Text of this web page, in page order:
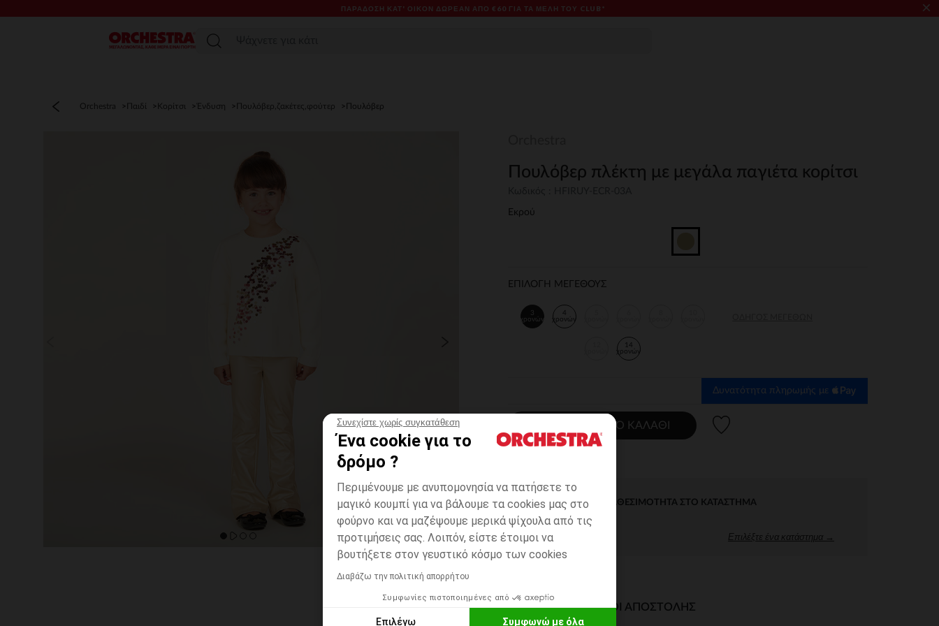
Συνεχίστε χωρίς συγκατάθεση
Ένα cookie για το
δρόμο ?
Περιμένουμε με ανυπομονησία να πατήσετε το
μαγικό κουμπί για να βάλουμε τα cookies μας στο
φούρνο και να μαζέψουμε μερικά ψίχουλα από τις
προτιμήσεις σας. Λοιπόν, είστε έτοιμοι να
βουτήξετε στον γευστικό κόσμο των cookies
Διαβάζω την πολιτική απορρήτου
Συμφωνίες πιστοποιημένες από
Επιλέγω Συμφωνώ με όλα
ΠΑΡΆΔΟΣΗ ΚΑΤ' ΟΊΚΟΝ ΔΩΡΕΑΝ ΑΠΌ €60 ΓΙΑ ΤΑ ΜΈΛΗ ΤΟΥ CLUB* ×
Μενού
Orchestra Παιδί Κορίτσι Ένδυση Πουλόβερ,ζακέτες,φούτερ Πουλόβερ
Πουλόβερ πλέκτη με μεγάλα παγιέτα κορίτσι
Εκρού
ΕΠΙΛΟΓΗ ΜΕΓΕΘΟΥΣ
3
χρονών
4
χρονών
14
χρονών
Δυνατότητα πληρωμής με
ΠΡΟΣΘΉΚΗ ΣΤΟ ΚΑΛΆΘΙ
ΆΜΕΣΗ ΔΙΑΘΕΣΙΜΌΤΗΤΑ ΣΤΟ ΚΑΤΆΣΤΗΜΑ
Επιλέξτε ένα κατάστημα →
ΔΙΑΘΈΣΙΜΟΙ ΤΡΌΠΟΙ ΑΠΟΣΤΟΛΉΣ